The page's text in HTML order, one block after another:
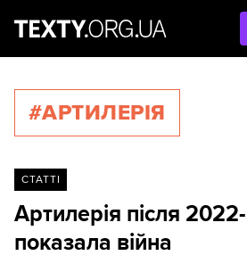
#АРТИЛЕРІЯ
СТАТТІ
Артилерія після
показала війна